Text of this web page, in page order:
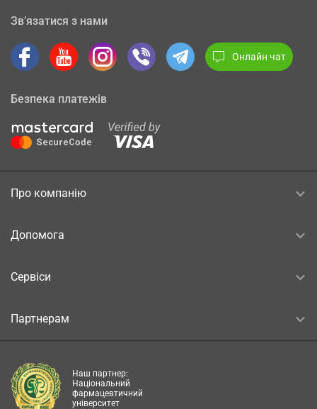
Зв’язатися з нами
Онлайн чат
Безпека платежів
Про компанію
Допомога
Сервіси
Партнерам
Наш партнер:
Національний
фармацевтичний
університет